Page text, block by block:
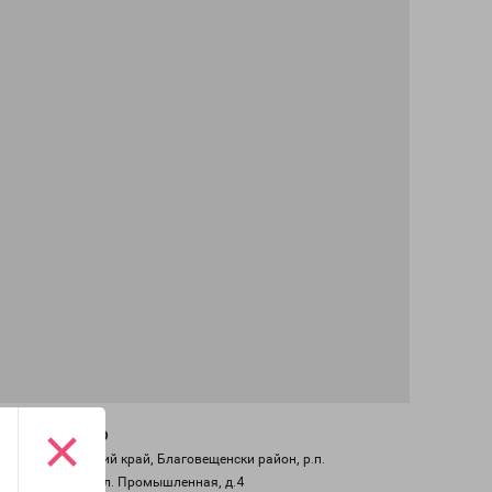
×
СТЕПНОЕ ОЗЕРО
658655, Алтайский край, Благовещенски район, р.п.
Степное Озеро, ул. Промышленная, д.4